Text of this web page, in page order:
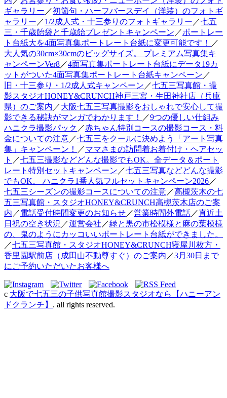
ギャラリー ／初節句・ハーフバースデイ（洋装）のフォトギ
ャラリー ／1/2成人式・十三参りのフォトギャラリー ／七五
三・千歳飴袋と千歳飴プレゼントキャンペーン ／ポートレー
ト台紙大を4面写真集ポートレート台紙に変更可能です！ ／
大人気の30cm×30cmのビッグサイズ。 プレミアム写真集キ
ャンペーンVer8／4面写真集ポートレート台紙にデータ19カ
ットがついた4面写真集ポートレート台紙キャンペーン ／
旧・十三参り・1/2成人式キャンペーン ／七五三写真館・撮
影スタジオHONEY&CRUNCH神戸三宮・生田神社店（兵庫
県）のご案内 ／大阪七五三写真撮影をおしゃれで安心して撮
影できる秘訣がマンガでわかります！ ／9つの優しい仕組み
ハニクラ撮影パック ／赤ちゃん特別コースの撮影コース・料
金についての注意／七五三をクールに決めよう「アート写真
集」キャンペーン！ ／ママさまの訪問着お着付け・ヘアセッ
ト ／七五三撮影などどんな撮影でもOK。全データ＆ポート
レート特別セットキャンペーン ／七五三写真などどんな撮影
でもOK。 ハニクラ1番人気フルセットキャンペーン2026／
七五三シーズンの撮影コースについての注意／高槻茨木の七
五三写真館・スタジオHONEY&CRUNCH高槻茨木店のご案
内 ／電話受付時間変更のお知らせ／営業時間外電話／直近土
日祝の空き状況 ／運営会社 ／緑と黒の市松模様と麻の葉模様
の、鬼のようにカッコいいポートレート台紙ができました。
／七五三写真館・スタジオHONEY&CRUNCH寝屋川枚方・
香里園駅前店（成田山不動尊すぐ）のご案内 ／3月30日まで
にご予約いただいたお客様へ
c 大阪で七五三の子供写真館撮影スタジオなら【ハニーアン
ドクランチ】 . all rights reserved.